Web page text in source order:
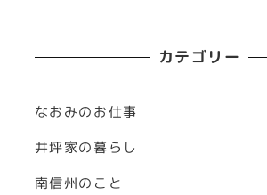
カテゴリー
なおみのお仕事
井坪家の暮らし
南信州のこと